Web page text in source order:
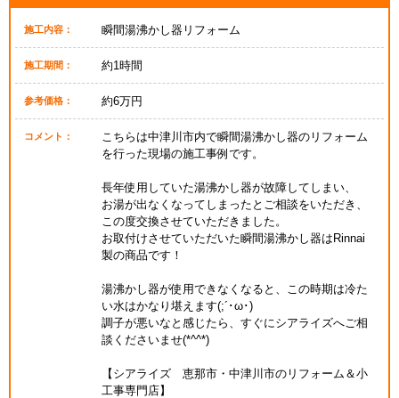
施工内容： 瞬間湯沸かし器リフォーム
施工期間： 約1時間
参考価格： 約6万円
コメント：
こちらは中津川市内で瞬間湯沸かし器のリフォーム
を行った現場の施工事例です。
長年使用していた湯沸かし器が故障してしまい、
お湯が出なくなってしまったとご相談をいただき、
この度交換させていただきました。
お取付けさせていただいた瞬間湯沸かし器はRinnai
製の商品です！
湯沸かし器が使用できなくなると、この時期は冷た
い水はかなり堪えます(;´･ω･)
調子が悪いなと感じたら、すぐにシアライズへご相
談くださいませ(*^^*)
【シアライズ 恵那市・中津川市のリフォーム＆小
工事専門店】